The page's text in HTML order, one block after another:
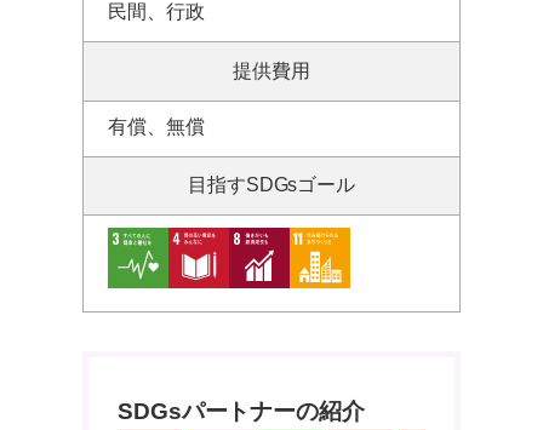
民間、行政
提供費用
有償、無償
目指すSDGsゴール
SDGsパートナーの紹介